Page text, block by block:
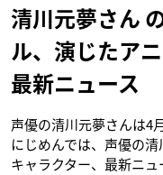
清川元夢さん
ル、演じたア
最新ニュース
声優の清川元夢さんは4
にじめんでは、声優の
キャラクター、最新ニュ